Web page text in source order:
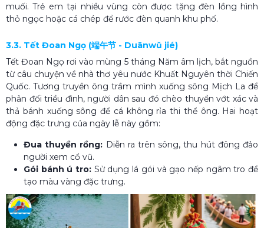
muối. Trẻ em tại nhiều vùng còn được tặng đèn lồng hình
thỏ ngọc hoặc cá chép để rước đèn quanh khu phố.
3.3. Tết Đoan Ngọ (端午节 - Duānwǔ jié)
Tết Đoan Ngọ rơi vào mùng 5 tháng Năm âm lịch, bắt nguồn
từ câu chuyện về nhà thơ yêu nước Khuất Nguyên thời Chiến
Quốc. Tương truyền ông trầm mình xuống sông Mịch La để
phản đối triều đình, người dân sau đó chèo thuyền vớt xác và
thả bánh xuống sông để cá không rỉa thi thể ông. Hai hoạt
động đặc trưng của ngày lễ này gồm:
Đua thuyền rồng: Diễn ra trên sông, thu hút đông đảo
người xem cổ vũ.
Gói bánh ú tro: Sử dụng lá gói và gạo nếp ngâm tro để
tạo màu vàng đặc trưng.